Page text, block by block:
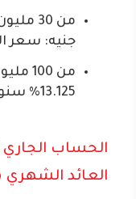
جنيه: سعر العائد
من
13.125% سنويًا.
الحساب
العائد